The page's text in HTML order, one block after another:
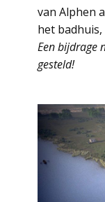
van Alphen
het
Een bijdrage
gesteld!